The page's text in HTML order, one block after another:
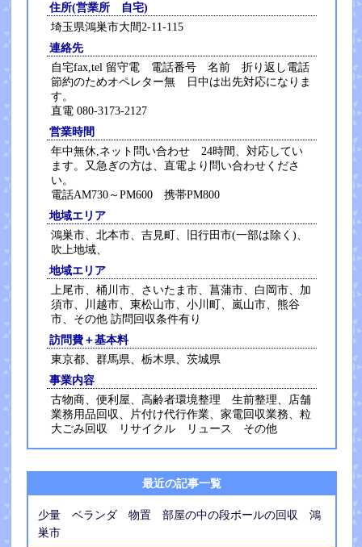
住所(営業所 自宅)
埼玉県鴻巣市大間2-11-115
連絡先
自宅fax,tel 留守電 電話番号 名前 折り返し電話
節約のためオペレター無 日中は出先対応になりま
す。
直電 080-3173-2127
営業時間
年中無休,ネット問い合わせ 24時間、対応してい
ます。又急ぎの方は、直電より問い合わせくださ
い。
電話AM730～PM600 携帯PM800
地域エリア
鴻巣市、北本市、吉見町、旧行田市(一部は除く)、
吹上地域、
地域エリア
上尾市、桶川市、さいたま市、菖蒲市、白岡市、加
須市、川越市、東松山市、小川町、嵐山市、熊谷
市、その他 訪問回収条件有り
訪問費＋基本料
東京都、群馬県、栃木県、茨城県
事業内容
古物商、便利屋、高齢者環境整理 生前整理、店舗
業務用品回収、片付け代行作業、家電回収業務、粒
大ごみ回収 リサイクル リュース その他
最近の記事一覧
少量 ベランダ 物置 部屋の中の段ボールの回収 鴻
巣市